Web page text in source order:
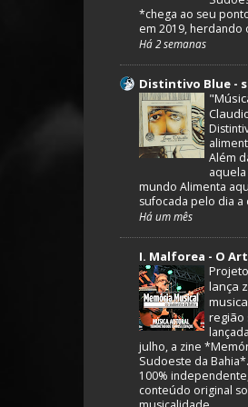
*chega ao seu
em 2019, herdando
Há 2 semanas
Distintivo Blue -
Além
mundo Alimenta
sufocada pelo dia a
Há um mês
I. Malforea - O
lança
região
julho, a zine
Sudoeste da
100%
conteúdo original